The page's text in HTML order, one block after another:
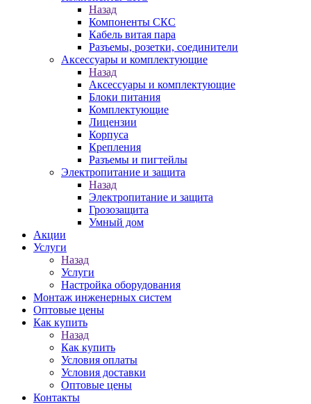
Назад
Компоненты СКС
Кабель витая пара
Разъемы, розетки, соединители
Аксессуары и комплектующие
Назад
Аксессуары и комплектующие
Блоки питания
Комплектующие
Лицензии
Корпуса
Крепления
Разъемы и пигтейлы
Электропитание и защита
Назад
Электропитание и защита
Грозозащита
Умный дом
Акции
Услуги
Назад
Услуги
Настройка оборудования
Монтаж инженерных систем
Оптовые цены
Как купить
Назад
Как купить
Условия оплаты
Условия доставки
Оптовые цены
Контакты